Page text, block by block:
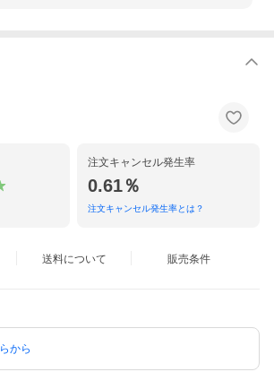
注文キャンセル発生率
0.61％
注文キャンセル発生率とは？
送料について 販売条件
から